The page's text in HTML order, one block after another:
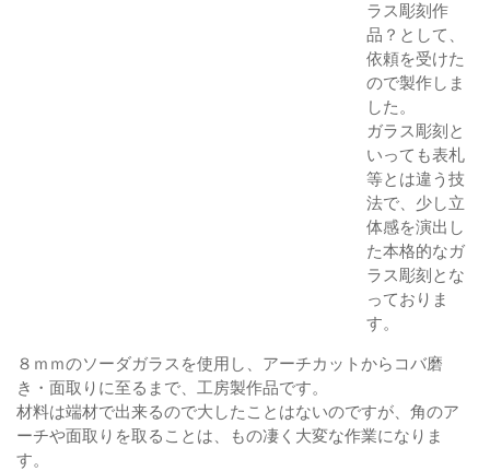
ラス彫刻作
品？として、
依頼を受けた
ので製作しま
した。
ガラス彫刻と
いっても表札
等とは違う技
法で、少し立
体感を演出し
た本格的なガ
ラス彫刻とな
っておりま
す。
８ｍｍのソーダガラスを使用し、アーチカットからコバ磨
き・面取りに至るまで、工房製作品です。
材料は端材で出来るので大したことはないのですが、角のア
ーチや面取りを取ることは、もの凄く大変な作業になりま
す。